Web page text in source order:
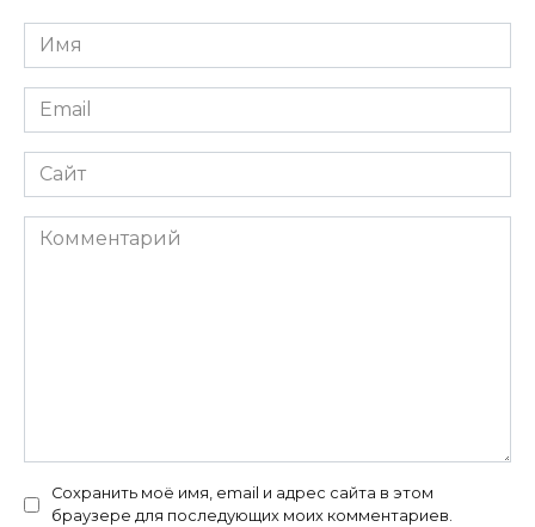
Имя
*
Email
*
Сайт
Комментарий
Сохранить моё имя, email и адрес сайта в этом
браузере для последующих моих комментариев.